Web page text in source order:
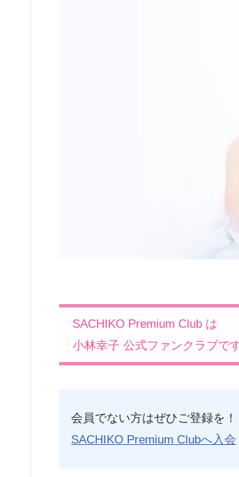
SACHIKO Premium Club は
小林幸子 公式ファンクラブです
会員でない方はぜひご登録を！
SACHIKO Premium Clubへ入会